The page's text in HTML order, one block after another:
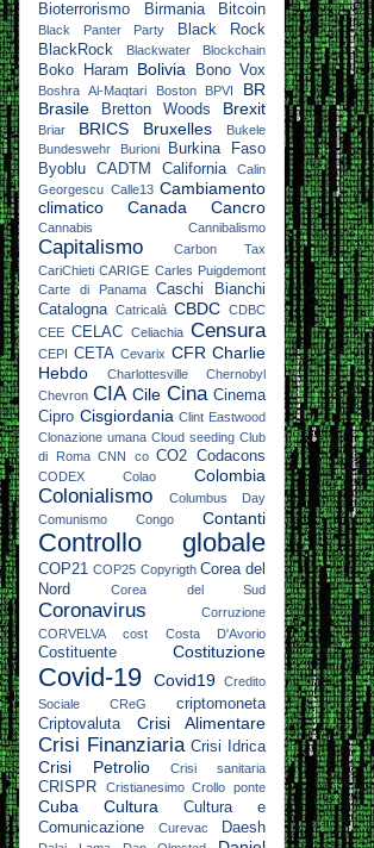
Bioterrorismo
Birmania Bitcoin
Black Panter Party
Black Rock
BlackRock
Blackwater Blockchain
Boko Haram Bolivia Bono Vox
Boshra Al-Maqtari Boston BPVI
BR
Brasile
Bretton Woods Brexit
Briar BRICS Bruxelles
Bukele
Bundeswehr
Burioni
Burkina Faso
Byoblu
CADTM California
Calin
Georgescu Calle13 Cambiamento
climatico
Canada Cancro
Cannabis Cannibalismo
Capitalismo
Carbon Tax
CariChieti CARIGE Carles Puigdemont
Carte di Panama
Caschi Bianchi
Catalogna Catricalà CBDC CDBC
CEE CELAC Celiachia Censura
CEPI CETA Cevarix CFR Charlie
Hebdo
Charlottesville
Chernobyl
Chevron CIA Cile Cina Cinema
Cipro Cisgiordania Clint Eastwood
Clonazione umana Cloud seeding Club
di Roma CNN co CO2 Codacons
CODEX Colao Colombia
Colonialismo
Columbus Day
Comunismo
Congo Contanti
Controllo globale
COP21 COP25 Copyrigth Corea del
Nord
Corea del Sud
Coronavirus
Corruzione
CORVELVA
cost Costa D'Avorio
Costituente Costituzione
Covid-19 Covid19
Credito
Sociale
CReG
criptomoneta
Criptovaluta
Crisi Alimentare
Crisi Finanziaria Crisi Idrica
Crisi Petrolio Crisi sanitaria
CRISPR Cristianesimo Crollo ponte
Cuba Cultura
Cultura e
Comunicazione
Curevac Daesh